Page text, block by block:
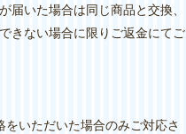
届いた場合は同じ商品と交換、
きない場合に限りご返金にてご
いただいた場合のみご対応さ